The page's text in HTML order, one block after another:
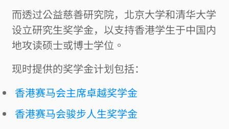
而透过公益慈善研究院，北京大学和清华大学
设立研究生奖学金，以支持香港学生于中国内
地攻读硕士或博士学位。
现时提供的奖学金计划包括：
香港赛马会主席卓越奖学金
香港赛马会骏步人生奖学金